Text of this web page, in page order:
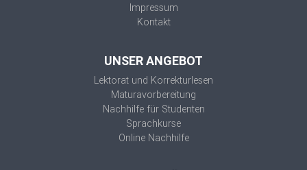
Impressum
Kontakt
UNSER ANGEBOT
Lektorat und Korrekturlesen
Maturavorbereitung
Nachhilfe für Studenten
Sprachkurse
Online Nachhilfe